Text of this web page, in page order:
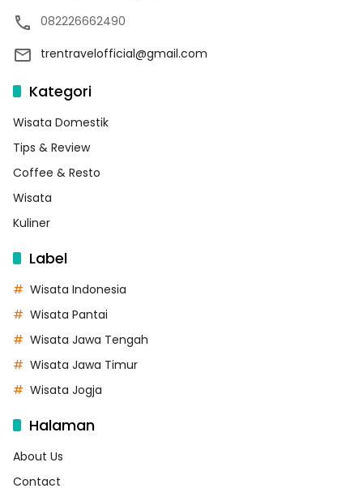
082226662490
trentravelofficial@gmail.com
Kategori
Wisata Domestik
Tips & Review
Coffee & Resto
Wisata
Kuliner
Label
Wisata Indonesia
Wisata Pantai
Wisata Jawa Tengah
Wisata Jawa Timur
Wisata Jogja
Halaman
About Us
Contact